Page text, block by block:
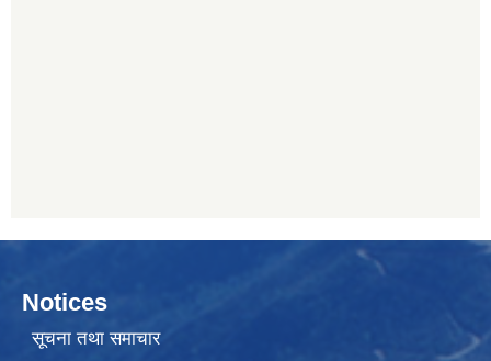
Notices
सूचना तथा समाचार